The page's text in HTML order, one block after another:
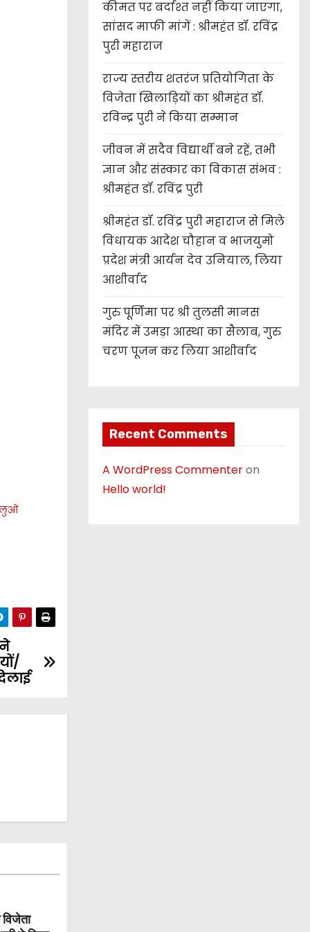
कीमत पर बर्दाश्त नहीं किया जाएगा,
सांसद माफी मांगें : श्रीमहंत डॉ. रविंद्र
पुरी महाराज
राज्य स्तरीय शतरंज प्रतियोगिता के
विजेता खिलाड़ियों का श्रीमहंत डॉ.
रविन्द्र पुरी ने किया सम्मान
जीवन में सदैव विद्यार्थी बने रहें, तभी
ज्ञान और संस्कार का विकास संभव :
श्रीमहंत डॉ. रविंद्र पुरी
श्रीमहंत डॉ. रविंद्र पुरी महाराज से मिले
विधायक आदेश चौहान व भाजयुमो
प्रदेश मंत्री आर्यन देव उनियाल, लिया
आशीर्वाद
गुरु पूर्णिमा पर श्री तुलसी मानस
मंदिर में उमड़ा आस्था का सैलाब, गुरु
चरण पूजन कर लिया आशीर्वाद
Recent Comments
A WordPress Commenteron
Hello world!